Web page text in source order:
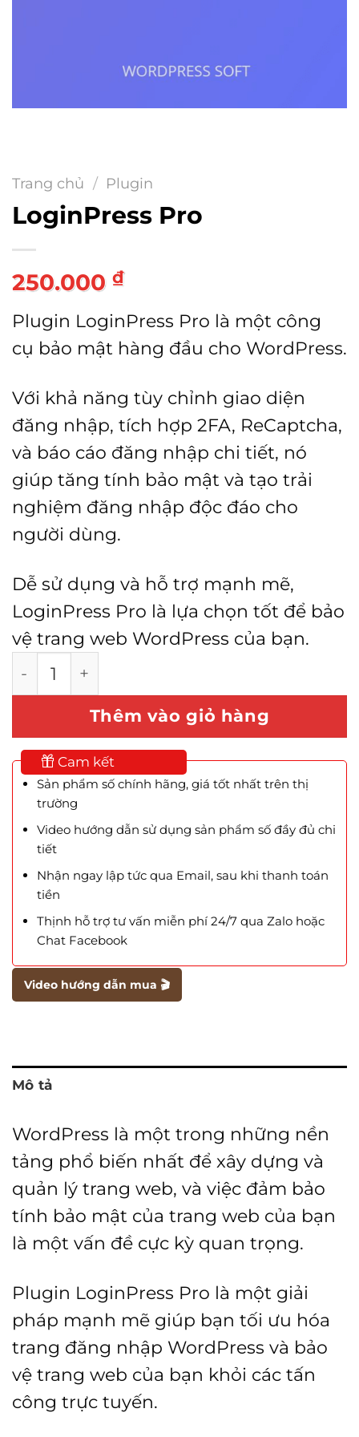
Trang chủ / Plugin
LoginPress Pro
250.000 ₫
Plugin LoginPress Pro là một công
cụ bảo mật hàng đầu cho WordPress.
Với khả năng tùy chỉnh giao diện
đăng nhập, tích hợp 2FA, ReCaptcha,
và báo cáo đăng nhập chi tiết, nó
giúp tăng tính bảo mật và tạo trải
nghiệm đăng nhập độc đáo cho
người dùng.
Dễ sử dụng và hỗ trợ mạnh mẽ,
LoginPress Pro là lựa chọn tốt để bảo
vệ trang web WordPress của bạn.
LoginPress Pro số lượng
Thêm vào giỏ hàng
Cam kết
Sản phẩm số chính hãng, giá tốt nhất trên thị
trường
Video hướng dẫn sử dụng sản phẩm số đầy đủ chi
tiết
Nhận ngay lập tức qua Email, sau khi thanh toán
tiền
Thịnh hỗ trợ tư vấn miễn phí 24/7 qua Zalo hoặc
Chat Facebook
Video hướng dẫn mua 🎬
Mô tả
WordPress là một trong những nền
tảng phổ biến nhất để xây dựng và
quản lý trang web, và việc đảm bảo
tính bảo mật của trang web của bạn
là một vấn đề cực kỳ quan trọng.
Plugin LoginPress Pro là một giải
pháp mạnh mẽ giúp bạn tối ưu hóa
trang đăng nhập WordPress và bảo
vệ trang web của bạn khỏi các tấn
công trực tuyến.